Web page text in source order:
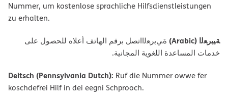
Nummer, um kostenlose sprachliche Hilfsdienstleistungen
zu erhalten.
ﺔﯿﺑﺮﻌﻟا (Arabic)
ةﻲﺑﺮﻌﻟااﺗﺼﻞ ﺑﺮﻗﻢ اﻟﮭﺎﺗﻒ أﻋﻼه ﻟﻠﺤﺼﻮل ﻋﻠﻰ
ﺧﺪﻣﺎت اﻟﻤﺴﺎﻋﺪة اﻟﻠﻐﻮﯾﺔ اﻟﻤﺠﺎﻧﯿﺔ.
Deitsch (Pennsylvania Dutch): Ruf die Nummer owwe fer
koschdefrei Hilf in dei eegni Schprooch.